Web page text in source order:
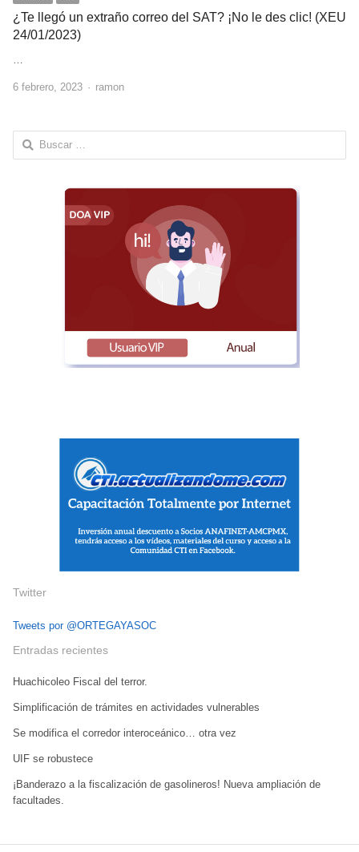
¿Te llegó un extraño correo del SAT? ¡No le des clic! (XEU
24/01/2023)
6 febrero, 2023 Author
ramon
Buscar:
Twitter
Tweets por @ORTEGAYASOC
Entradas recientes
Huachicoleo Fiscal del terror.
Simplificación de trámites en actividades vulnerables
Se modifica el corredor interoceánico… otra vez
UIF se robustece
¡Banderazo a la fiscalización de gasolineros! Nueva ampliación de
facultades.